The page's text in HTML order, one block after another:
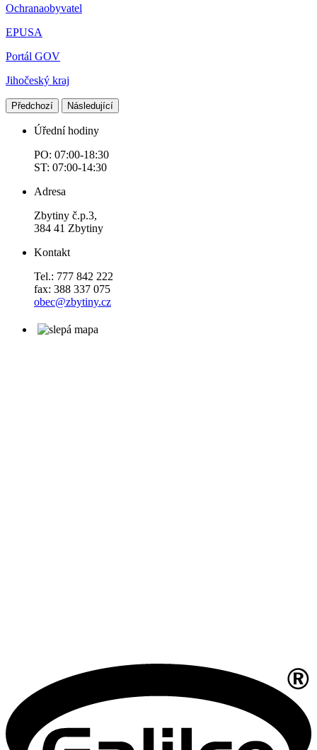
Ochranaobyvatel
EPUSA
Portál GOV
Jihočeský kraj
Předchozí Následující
Úřední hodiny
PO: 07:00-18:30
ST: 07:00-14:30
Adresa
Zbytiny č.p.3,
384 41 Zbytiny
Kontakt
Tel.: 777 842 222
fax: 388 337 075
obec@zbytiny.cz